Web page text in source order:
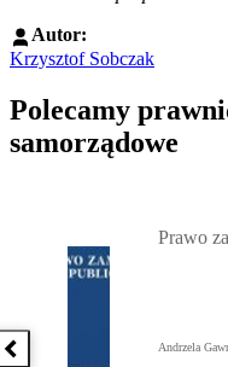
Autor:
Krzysztof Sobczak
Polecamy
samorządowe
Poprzednia książka
Prawo
Andrzela